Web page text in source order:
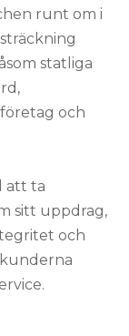
runt om i
statliga
och
att ta
sitt uppdrag,
och